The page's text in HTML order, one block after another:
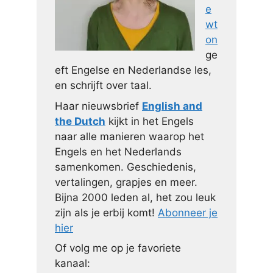
e
wt
on
ge
eft Engelse en Nederlandse les,
en schrijft over taal.
Haar nieuwsbrief English and
the Dutch kijkt in het Engels
naar alle manieren waarop het
Engels en het Nederlands
samenkomen. Geschiedenis,
vertalingen, grapjes en meer.
Bijna 2000 leden al, het zou leuk
zijn als je erbij komt! Abonneer je
hier
Of volg me op je favoriete
kanaal: